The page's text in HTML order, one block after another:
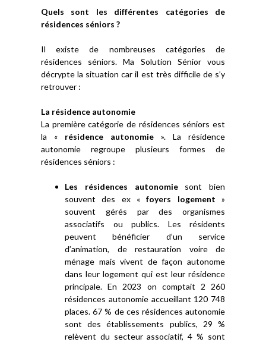
Quels sont les différentes catégories de
résidences séniors ?
Il existe de nombreuses catégories de
résidences séniors. Ma Solution Sénior vous
décrypte la situation car il est très difficile de s’y
retrouver :
La résidence autonomie
La première catégorie de résidences séniors est
la « résidence autonomie ». La résidence
autonomie regroupe plusieurs formes de
résidences séniors :
Les résidences autonomiesont bien
souvent des ex «foyers logement »
souvent gérés par des organismes
associatifs ou publics. Les résidents
peuvent bénéficier d’un service
d’animation, de restauration voire de
ménage mais vivent de façon autonome
dans leur logement qui est leur résidence
principale. En 2023 on comptait 2 260
résidences autonomie accueillant 120 748
places. 67 % de ces résidences autonomie
sont des établissements publics, 29 %
relèvent du secteur associatif, 4 % sont